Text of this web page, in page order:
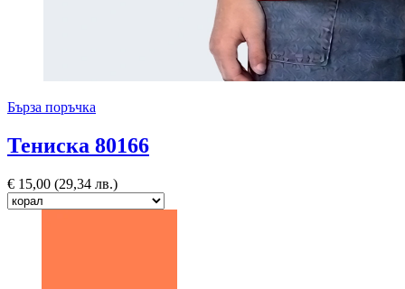
Бърза поръчка
Тениска 80166
€ 15,00 (29,34 лв.)